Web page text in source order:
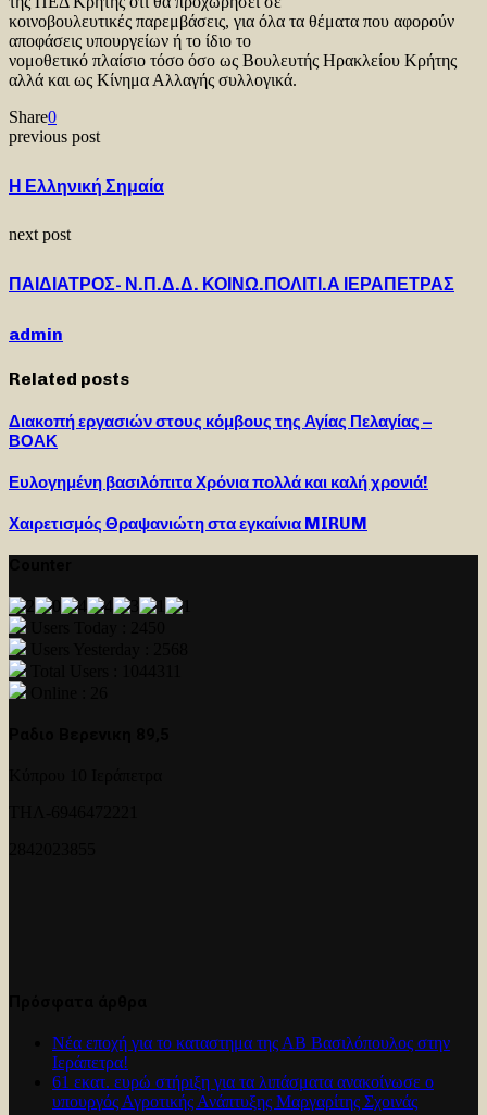
κοινοβουλευτικές παρεμβάσεις, για όλα τα θέματα που αφορούν
αποφάσεις υπουργείων ή το ίδιο το
νομοθετικό πλαίσιο τόσο όσο ως Βουλευτής Ηρακλείου Κρήτης
αλλά και ως Κίνημα Αλλαγής συλλογικά.
Share0
previous post
Η Ελληνική Σημαία
next post
ΠΑΙΔΙΑΤΡΟΣ- Ν.Π.Δ.Δ. ΚΟΙΝΩ.ΠΟΛΙΤΙ.Α ΙΕΡΑΠΕΤΡΑΣ
admin
Related posts
Διακοπή εργασιών στους κόμβους της Αγίας Πελαγίας –
ΒΟΑΚ
Ευλογημένη βασιλόπιτα Χρόνια πολλά και καλή χρονιά!
Χαιρετισμός Θραψανιώτη στα εγκαίνια MIRUM
Νέα εποχή για το καταστημα της ΑΒ Βασιλόπουλος στην
Ιεράπετρα!
61 εκατ. ευρώ στήριξη για τα λιπάσματα ανακοίνωσε ο
υπουργός Αγροτικής Ανάπτυξης Μαργαρίτης Σχοινάς